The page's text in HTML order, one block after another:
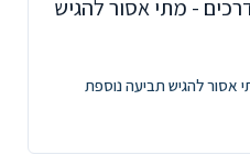
אסור להגיש תביעה נוספת